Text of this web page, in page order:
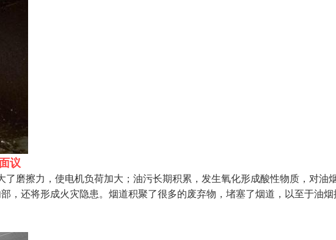
议
磨擦力，使电机负荷加大；油污长期积累，发生氧化形成酸性物质，对油
，还将形成火灾隐患。烟道积聚了很多的废弃物，堵塞了烟道，以至于油烟